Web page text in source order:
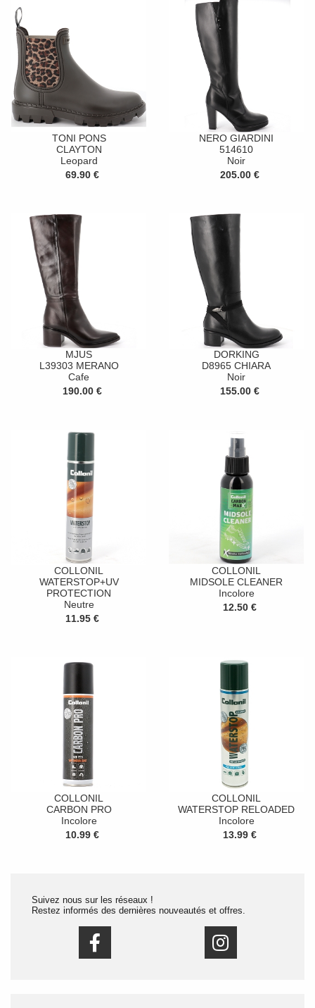
TONI PONS
CLAYTON
Leopard
69.90 €
NERO GIARDINI
514610
Noir
205.00 €
MJUS
L39303 MERANO
Cafe
190.00 €
DORKING
D8965 CHIARA
Noir
155.00 €
COLLONIL
WATERSTOP+UV
PROTECTION
Neutre
11.95 €
COLLONIL
MIDSOLE CLEANER
Incolore
12.50 €
COLLONIL
CARBON PRO
Incolore
10.99 €
COLLONIL
WATERSTOP RELOADED
Incolore
13.99 €
Suivez nous sur les réseaux !
Restez informés des dernières nouveautés et offres.